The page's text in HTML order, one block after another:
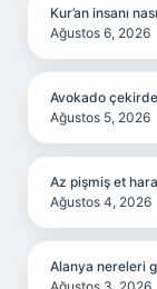
Kur’an insanı
Ağustos 6, 2026
Avokado
Ağustos 5, 2026
Az pişmiş et
Ağustos 4, 2026
Alanya nereleri